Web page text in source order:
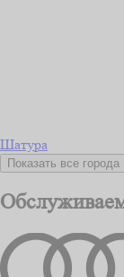
Шатура
Показать все города